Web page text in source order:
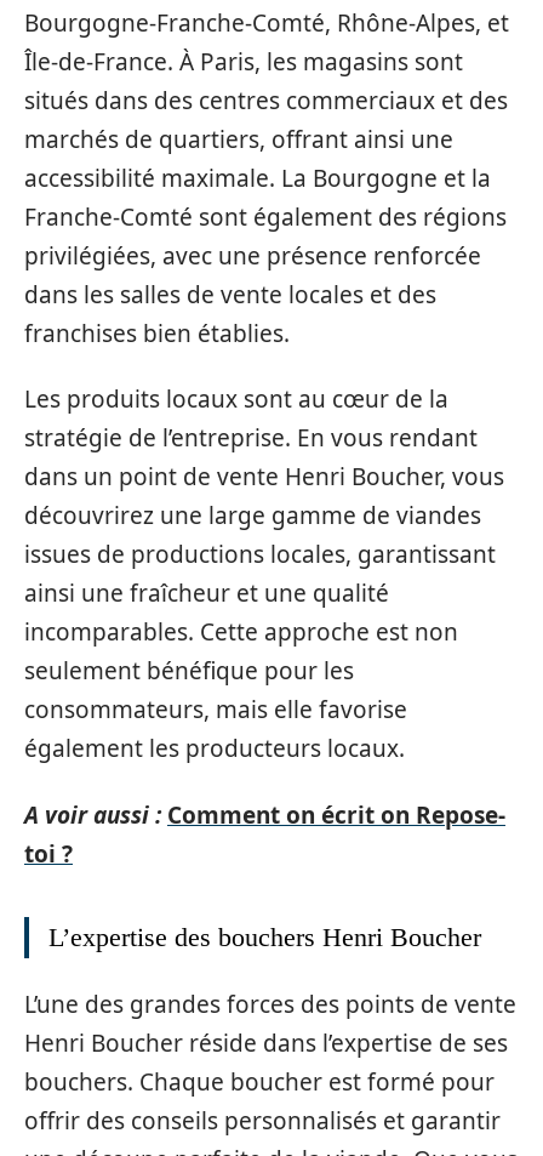
Bourgogne-Franche-Comté, Rhône-Alpes, et
Île-de-France. À Paris, les magasins sont
situés dans des centres commerciaux et des
marchés de quartiers, offrant ainsi une
accessibilité maximale. La Bourgogne et la
Franche-Comté sont également des régions
privilégiées, avec une présence renforcée
dans les salles de vente locales et des
franchises bien établies.
Les produits locaux sont au cœur de la
stratégie de l’entreprise. En vous rendant
dans un point de vente Henri Boucher, vous
découvrirez une large gamme de viandes
issues de productions locales, garantissant
ainsi une fraîcheur et une qualité
incomparables. Cette approche est non
seulement bénéfique pour les
consommateurs, mais elle favorise
également les producteurs locaux.
A voir aussi : Comment on écrit on Repose-
toi ?
L’expertise des bouchers Henri Boucher
L’une des grandes forces des points de vente
Henri Boucher réside dans l’expertise de ses
bouchers. Chaque boucher est formé pour
offrir des conseils personnalisés et garantir